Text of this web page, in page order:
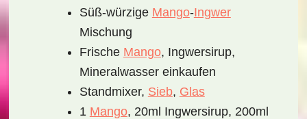
Süß-würzige Mango-Ingwer
Mischung
Frische Mango, Ingwersirup,
Mineralwasser einkaufen
Standmixer, Sieb, Glas
1 Mango, 20ml Ingwersirup, 200ml